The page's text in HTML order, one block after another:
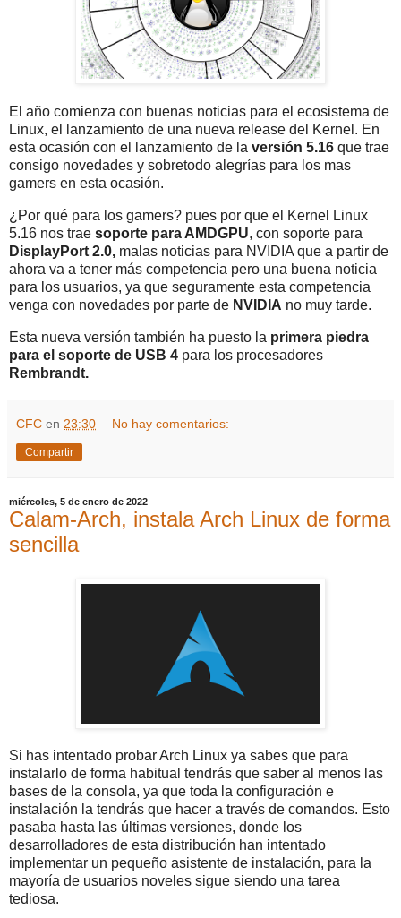
El año comienza con buenas noticias para el ecosistema de
Linux, el lanzamiento de una nueva release del Kernel. En
esta ocasión con el lanzamiento de la versión 5.16 que trae
consigo novedades y sobretodo alegrías para los mas
gamers en esta ocasión.
¿Por qué para los gamers? pues por que el Kernel Linux
5.16 nos trae soporte para AMDGPU, con soporte para
DisplayPort 2.0, malas noticias para NVIDIA que a partir de
ahora va a tener más competencia pero una buena noticia
para los usuarios, ya que seguramente esta competencia
venga con novedades por parte de NVIDIA no muy tarde.
Esta nueva versión también ha puesto la primera piedra
para el soporte de USB 4 para los procesadores
Rembrandt.
CFC en 23:30 No hay comentarios:
Compartir
miércoles, 5 de enero de 2022
Calam-Arch, instala Arch Linux de forma
sencilla
Si has intentado probar Arch Linux ya sabes que para
instalarlo de forma habitual tendrás que saber al menos las
bases de la consola, ya que toda la configuración e
instalación la tendrás que hacer a través de comandos. Esto
pasaba hasta las últimas versiones, donde los
desarrolladores de esta distribución han intentado
implementar un pequeño asistente de instalación, para la
mayoría de usuarios noveles sigue siendo una tarea
tediosa.